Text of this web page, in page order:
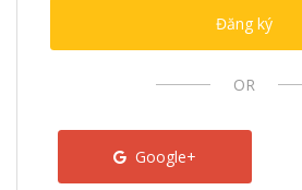
Đăng ký
OR
Google+